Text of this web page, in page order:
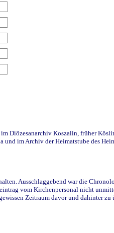
Diözesanarchiv Koszalin, früher
und im Archiv der Heimatstube des
Ausschlaggebend war die
vom Kirchenpersonal nicht
Zeitraum davor und dahinter